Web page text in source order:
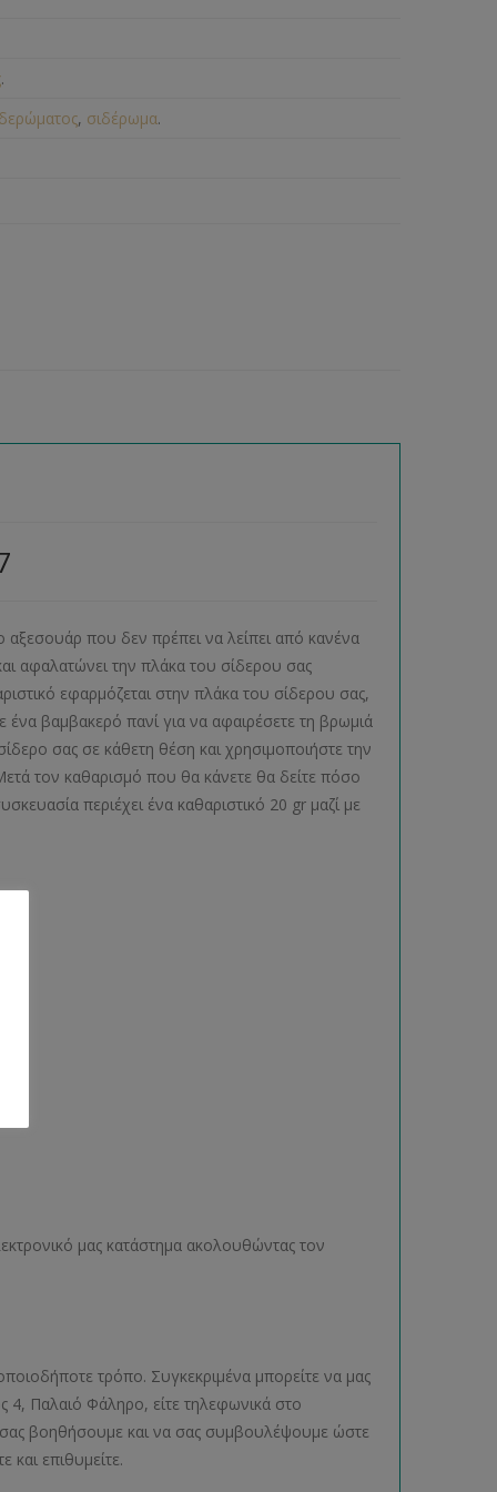
.
, σιδέρωμα.
αξεσουάρ που δεν πρέπει να λείπει από κανένα
αφαλατώνει την πλάκα του σίδερου σας
εφαρμόζεται στην πλάκα του σίδερου σας,
ένα βαμβακερό πανί για να αφαιρέσετε τη βρωμιά
σας σε κάθετη θέση και χρησιμοποιήστε την
τον καθαρισμό που θα κάνετε θα δείτε πόσο
περιέχει ένα καθαριστικό 20 gr μαζί με
μας κατάστημα ακολουθώντας τον
τρόπο. Συγκεκριμένα μπορείτε να μας
4, Παλαιό Φάληρο, είτε τηλεφωνικά στο
σας βοηθήσουμε και να σας συμβουλέψουμε ώστε
και επιθυμείτε.